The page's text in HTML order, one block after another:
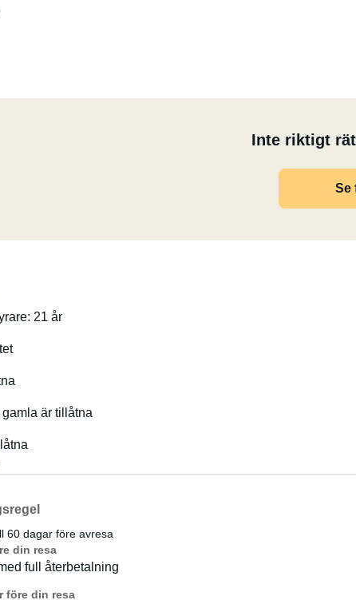
Inte riktigt
Se
21 år
är tillåtna
60 dagar före avresa
din resa
full återbetalning
före din resa